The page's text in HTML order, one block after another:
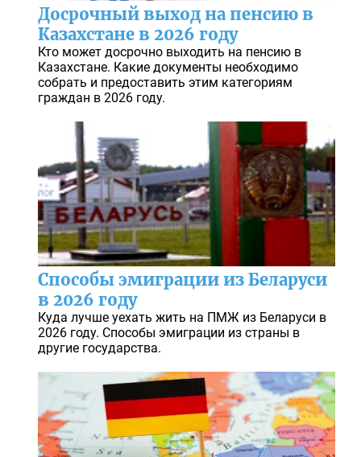
Досрочный выход на пенсию в
Казахстане в 2026 году
Кто может досрочно выходить на пенсию в
Казахстане. Какие документы необходимо
собрать и предоставить этим категориям
граждан в 2026 году.
Способы эмиграции из Беларуси
в 2026 году
Куда лучше уехать жить на ПМЖ из Беларуси в
2026 году. Способы эмиграции из страны в
другие государства.